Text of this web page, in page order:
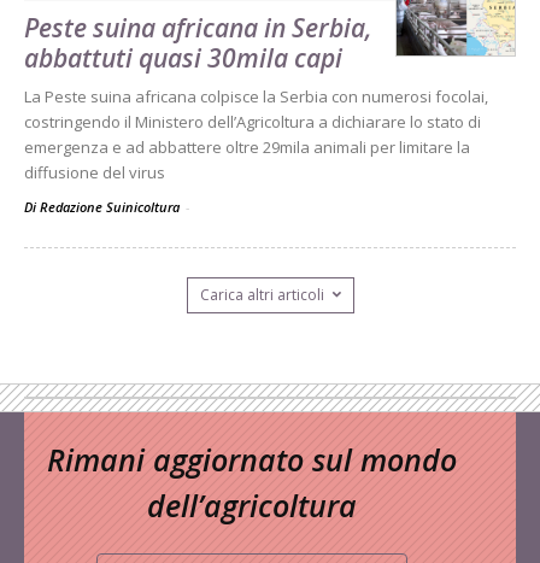
Peste suina africana in Serbia,
abbattuti quasi 30mila capi
La Peste suina africana colpisce la Serbia con numerosi focolai,
costringendo il Ministero dell’Agricoltura a dichiarare lo stato di
emergenza e ad abbattere oltre 29mila animali per limitare la
diffusione del virus
Di Redazione Suinicoltura -
Carica altri articoli
Rimani aggiornato sul mondo
dell’agricoltura